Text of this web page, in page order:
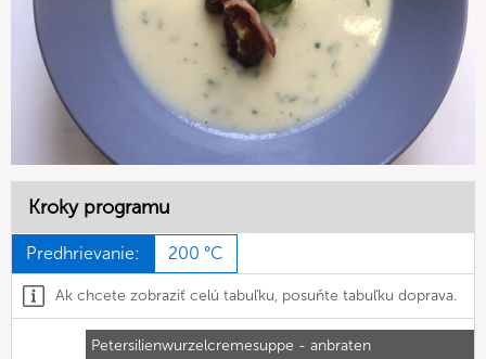
Kroky programu
Predhrievanie: 200 °C
Ak chcete zobraziť celú tabuľku, posuňte tabuľku doprava.
Petersilienwurzelcremesuppe - anbraten